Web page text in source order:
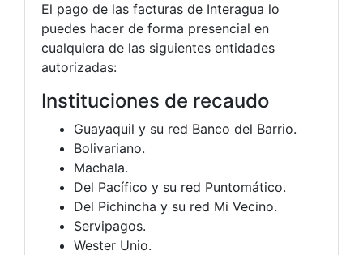
El pago de las facturas de Interagua lo
puedes hacer de forma presencial en
cualquiera de las siguientes entidades
autorizadas:
Instituciones de recaudo
Guayaquil y su red Banco del Barrio.
Bolivariano.
Machala.
Del Pacífico y su red Puntomático.
Del Pichincha y su red Mi Vecino.
Servipagos.
Wester Unio.